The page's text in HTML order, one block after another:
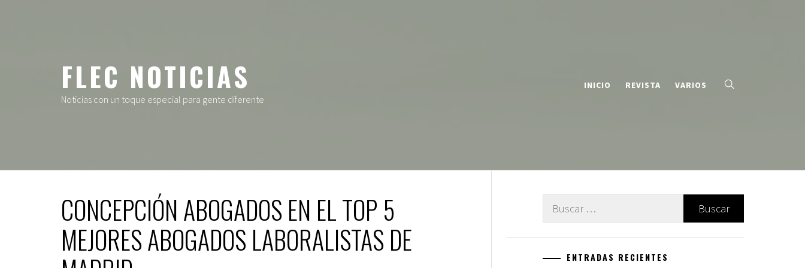
FLEC NOTICIAS
Noticias con un toque especial para gente diferente
INICIO REVISTA VARIOS
CONCEPCIÓN ABOGADOS EN EL TOP 5
MEJORES ABOGADOS LABORALISTAS DE
Buscar:
ENTRADAS RECIENTES